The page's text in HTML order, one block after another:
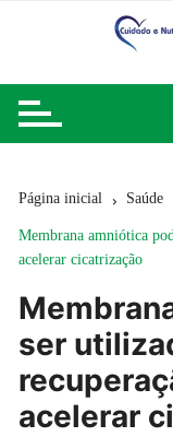
Página inicial Saúde
Membrana amniótica
acelerar cicatrização
ser
acelerar